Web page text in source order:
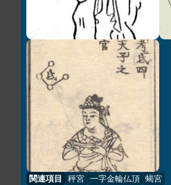
関連項目 秤宮 一字金輪仏頂 蝎宮